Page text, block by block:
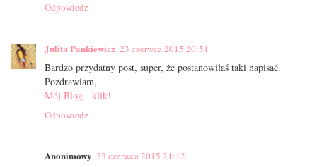
Odpowiedz
Julita Pankiewicz 23 czerwca 2015 20:51
Bardzo przydatny post, super, że postanowiłaś taki napisać.
Pozdrawiam,
Mój Blog - klik!
Odpowiedz
Anonimowy 23 czerwca 2015 21:12